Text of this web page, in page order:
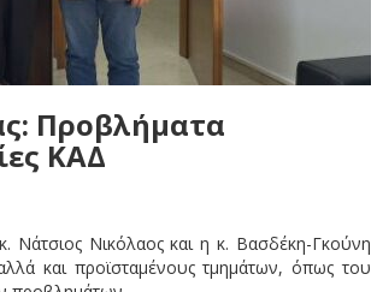
Προβλήματα
ΚΑΔ
Νάτσιος Νικόλαος και η κ. Βασδέκη-Γκούνη
και προϊσταμένους τμημάτων, όπως του